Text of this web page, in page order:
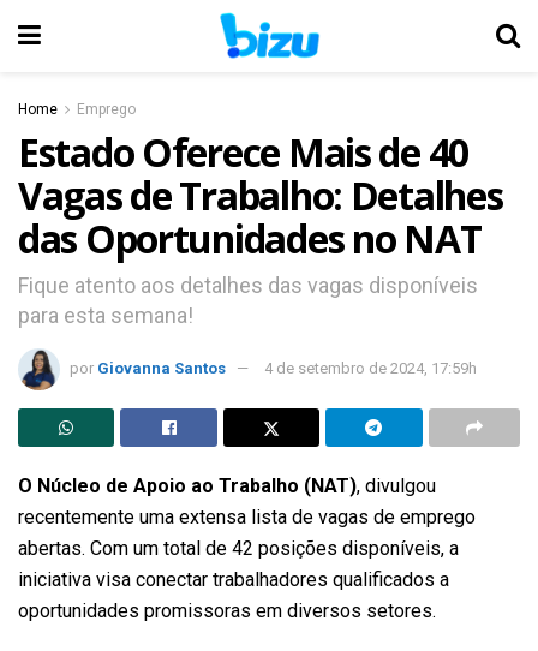
Home Emprego
Estado Oferece Mais de 40
Vagas de Trabalho: Detalhes
das Oportunidades no NAT
Fique atento aos detalhes das vagas disponíveis
para esta semana!
por Giovanna Santos 4 de setembro de 2024, 17:59h
O Núcleo de Apoio ao Trabalho (NAT), divulgou
recentemente uma extensa lista de vagas de emprego
abertas. Com um total de 42 posições disponíveis, a
iniciativa visa conectar trabalhadores qualificados a
oportunidades promissoras em diversos setores.